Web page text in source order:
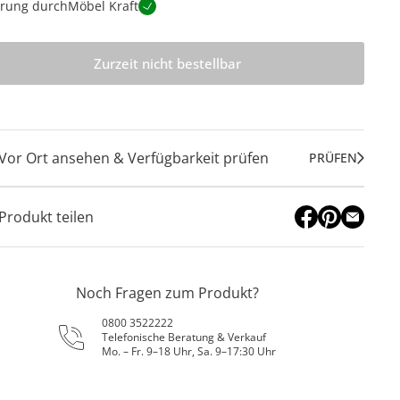
durchMöbel Kraft
Zurzeit nicht bestellbar
Ort ansehen & Verfügbarkeit prüfen PRÜFEN
teilen
Noch Fragen zum Produkt?
0800 3522222
Telefonische Beratung & Verkauf
Mo. – Fr. 9–18 Uhr, Sa. 9–17:30 Uhr